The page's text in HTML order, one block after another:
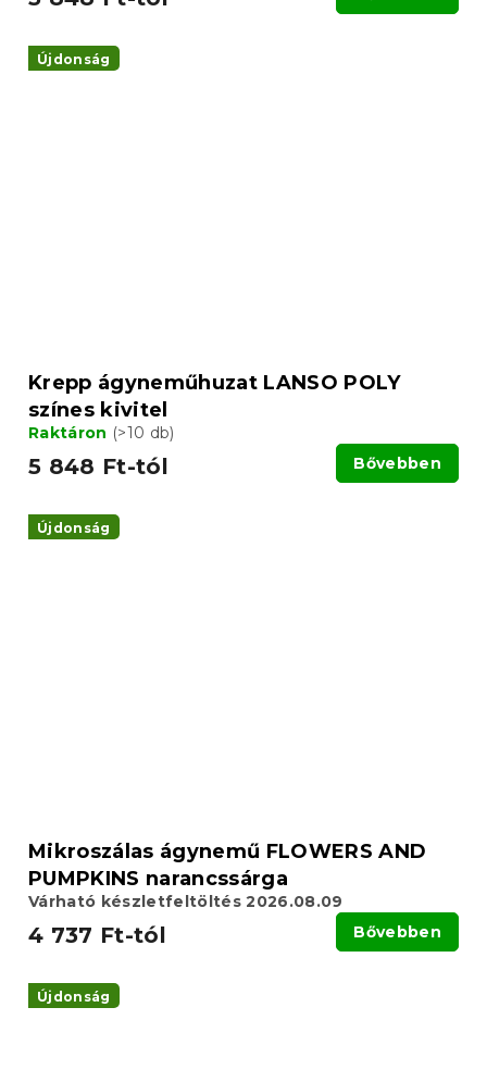
Újdonság
Krepp ágyneműhuzat LANSO POLY
színes kivitel
Raktáron (>10 db)
5 848 Ft-tól Bővebben
Újdonság
Mikroszálas ágynemű FLOWERS AND
PUMPKINS narancssárga
Várható készletfeltöltés 2026.08.09
4 737 Ft-tól Bővebben
Újdonság